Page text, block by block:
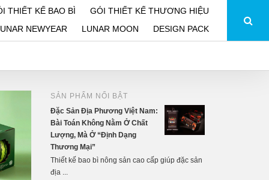
THIẾT KẾ BAO BÌ
GÓI THIẾT KẾ THƯƠNG HIỆU
NEWYEAR
LUNAR MOON DESIGN PACK
SẢN PHẨM NỔI BẬT
Đặc Sản Địa Phương Việt Nam:
Bài Toán Không Nằm Ở Chất
Lượng, Mà Ở “Định Dạng
Thương Mại”
Thiết kế bao bì nông sản cao cấp giúp đặc sản
địa ...